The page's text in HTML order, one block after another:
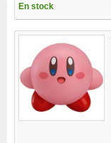
En stock